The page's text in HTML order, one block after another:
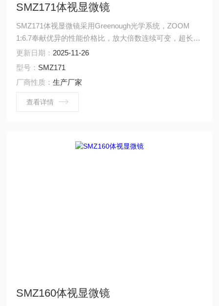
SMZ171体视显微镜
SMZ171体视显微镜采用Greenough光学系统，ZOOM
1:6.7奉献优异的性能价格比，放大倍数连续可变，超长工
作距离、超大景深，成就了SMZ-171的三维立体图像。
更新日期： 2025-11-26
型号： SMZ171
厂商性质：生产厂家
查看详情
SMZ160体视显微镜